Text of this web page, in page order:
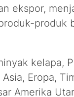
ekspor,
produk
kelapa,
Eropa,
Amerika